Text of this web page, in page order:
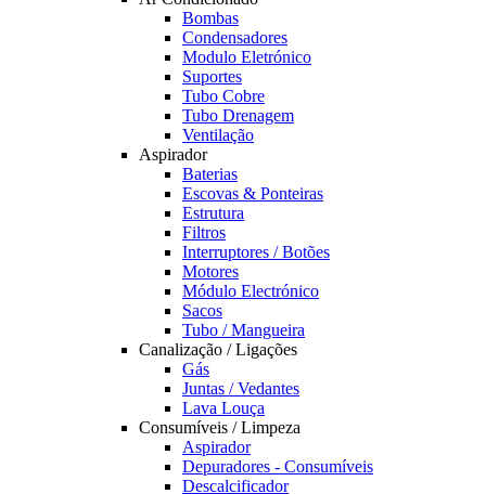
Bombas
Condensadores
Modulo Eletrónico
Suportes
Tubo Cobre
Tubo Drenagem
Ventilação
Aspirador
Baterias
Escovas & Ponteiras
Estrutura
Filtros
Interruptores / Botões
Motores
Módulo Electrónico
Sacos
Tubo / Mangueira
Canalização / Ligações
Gás
Juntas / Vedantes
Lava Louça
Consumíveis / Limpeza
Aspirador
Depuradores - Consumíveis
Descalcificador